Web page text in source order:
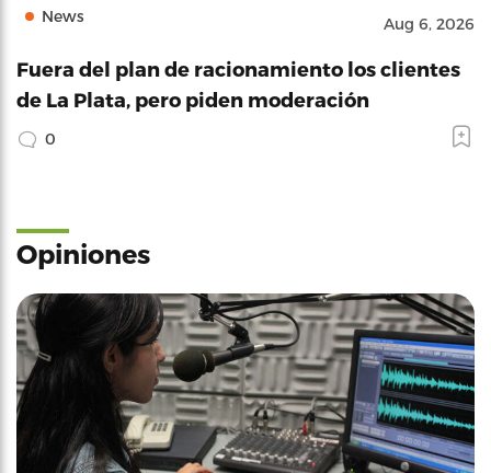
News Aug 6, 2026
Fuera del plan de racionamiento los clientes
de La Plata, pero piden moderación
0
Opiniones